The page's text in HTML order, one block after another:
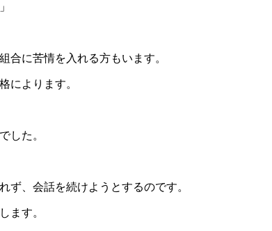
合に苦情を入れる方もいます。
によります。
した。
ず、会話を続けようとするのです。
ます。